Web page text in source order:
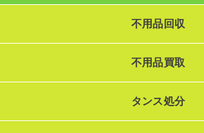
不用品回収
不用品買取
タンス処分